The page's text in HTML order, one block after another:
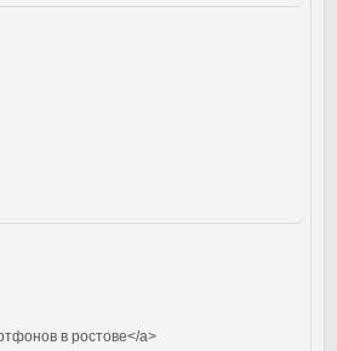
в ростове</a>